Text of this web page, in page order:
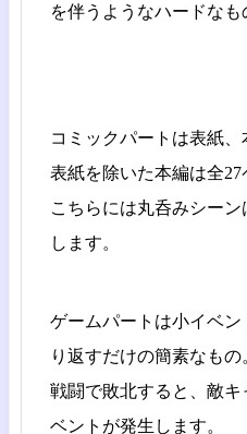
を伴うようなハードなも
コミックパートは表紙、
表紙を除いた本編は全27
こちらには丸呑みシー
します。
ゲームパートは小イベ
り返すだけの簡素なもの
戦闘で敗北すると、敵
ベントが発生します。